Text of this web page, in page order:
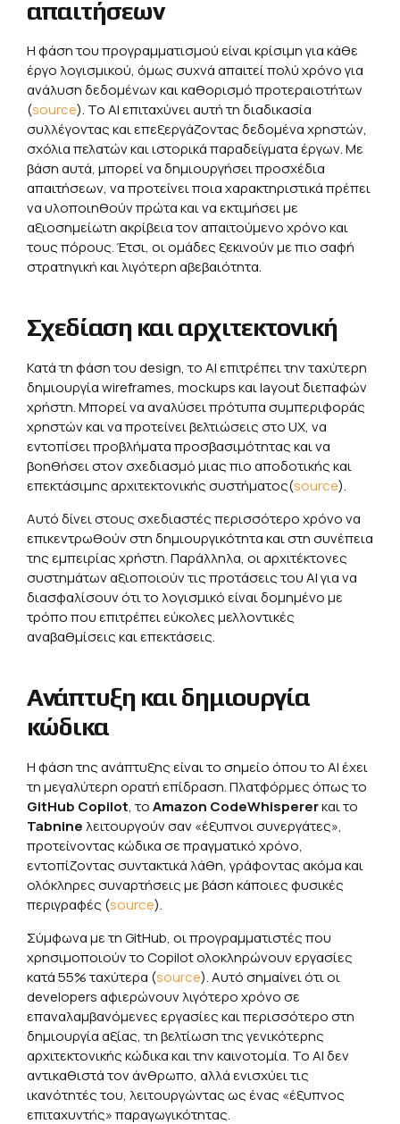
απαιτήσεων
Η φάση του προγραμματισμού είναι κρίσιμη για κάθε
έργο λογισμικού, όμως συχνά απαιτεί πολύ χρόνο για
ανάλυση δεδομένων και καθορισμό προτεραιοτήτων
(source). Το ΑΙ επιταχύνει αυτή τη διαδικασία
συλλέγοντας και επεξεργάζοντας δεδομένα χρηστών,
σχόλια πελατών και ιστορικά παραδείγματα έργων. Με
βάση αυτά, μπορεί να δημιουργήσει προσχέδια
απαιτήσεων, να προτείνει ποια χαρακτηριστικά πρέπει
να υλοποιηθούν πρώτα και να εκτιμήσει με
αξιοσημείωτη ακρίβεια τον απαιτούμενο χρόνο και
τους πόρους. Έτσι, οι ομάδες ξεκινούν με πιο σαφή
στρατηγική και λιγότερη αβεβαιότητα.
Σχεδίαση και αρχιτεκτονική
Κατά τη φάση του design, το ΑΙ επιτρέπει την ταχύτερη
δημιουργία wireframes, mockups και layout διεπαφών
χρήστη. Μπορεί να αναλύσει πρότυπα συμπεριφοράς
χρηστών και να προτείνει βελτιώσεις στο UX, να
εντοπίσει προβλήματα προσβασιμότητας και να
βοηθήσει στον σχεδιασμό μιας πιο αποδοτικής και
επεκτάσιμης αρχιτεκτονικής συστήματος(source).
Αυτό δίνει στους σχεδιαστές περισσότερο χρόνο να
επικεντρωθούν στη δημιουργικότητα και στη συνέπεια
της εμπειρίας χρήστη. Παράλληλα, οι αρχιτέκτονες
συστημάτων αξιοποιούν τις προτάσεις του ΑΙ για να
διασφαλίσουν ότι το λογισμικό είναι δομημένο με
τρόπο που επιτρέπει εύκολες μελλοντικές
αναβαθμίσεις και επεκτάσεις.
Ανάπτυξη και δημιουργία
κώδικα
Η φάση της ανάπτυξης είναι το σημείο όπου το AI έχει
τη μεγαλύτερη ορατή επίδραση. Πλατφόρμες όπως το
GitHub Copilot, τοAmazon CodeWhispererκαι το
Tabnineλειτουργούν σαν «έξυπνοι συνεργάτες»,
προτείνοντας κώδικα σε πραγματικό χρόνο,
εντοπίζοντας συντακτικά λάθη, γράφοντας ακόμα και
ολόκληρες συναρτήσεις με βάση κάποιες φυσικές
περιγραφές (source).
Σύμφωνα με τη GitHub, οι προγραμματιστές που
χρησιμοποιούν το Copilot ολοκληρώνουν εργασίες
κατά 55% ταχύτερα (source). Αυτό σημαίνει ότι οι
developers αφιερώνουν λιγότερο χρόνο σε
επαναλαμβανόμενες εργασίες και περισσότερο στη
δημιουργία αξίας, τη βελτίωση της γενικότερης
αρχιτεκτονικής κώδικα και την καινοτομία. Το ΑΙ δεν
αντικαθιστά τον άνθρωπο, αλλά ενισχύει τις
ικανότητές του, λειτουργώντας ως ένας «έξυπνος
επιταχυντής» παραγωγικότητας.